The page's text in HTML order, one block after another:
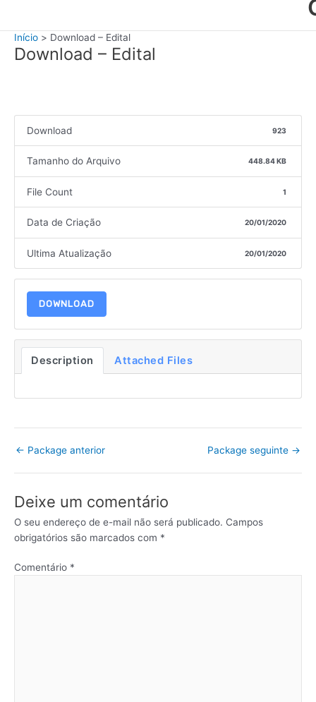
Início Download – Edital
Download – Edital
Download 923
Tamanho do Arquivo 448.84 KB
File Count 1
Data de Criação 20/01/2020
Ultima Atualização 20/01/2020
DOWNLOAD
Description Attached Files
← Package anterior Package seguinte →
Deixe um comentário
O seu endereço de e-mail não será publicado. Campos
obrigatórios são marcados com *
Comentário *